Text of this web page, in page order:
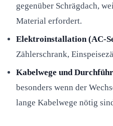
gegenüber Schrägdach,
Material erfordert.
Elektroinstallation (AC-
Zählerschrank,
Kabelwege und
besonders wenn der
lange Kabelwege nötig